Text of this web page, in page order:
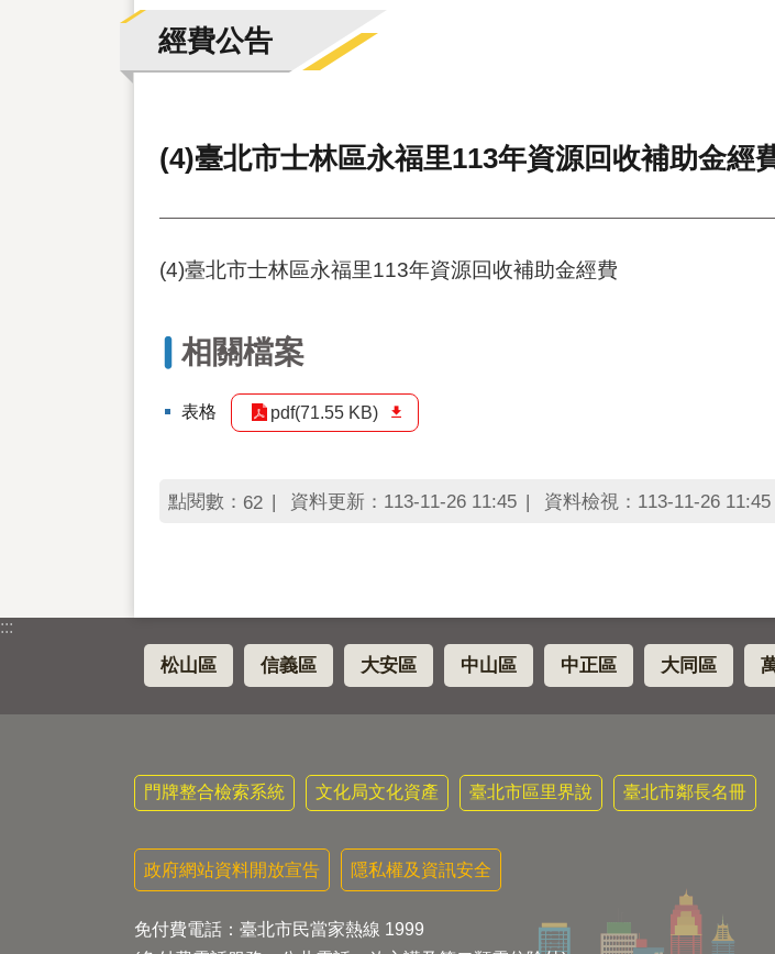
經費公告
(4)臺北市士林區永福里113年資源回收補助金經
(4)臺北市士林區永福里113年資源回收補助金經費
相關檔案
表格 pdf(71.55 KB)
點閱數： 62 資料更新：113-11-26 11:45 資料檢視：113-11-26 11:45
:::
松山區 信義區 大安區 中山區 中正區 大同區
門牌整合檢索系統 文化局文化資產 臺北市區里界說 臺北市鄰長名冊
政府網站資料開放宣告 隱私權及資訊安全
免付費電話：臺北市民當家熱線 1999